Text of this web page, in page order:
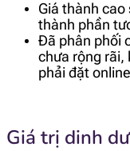
Giá thành
thành phần
Đã phân phối
chưa rộng rãi,
phải đặt online
Giá trị dinh